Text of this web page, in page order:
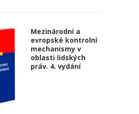
Mezinárodní a
evropské kontrolní
mechanismy v
oblasti lidských
práv. 4. vydání